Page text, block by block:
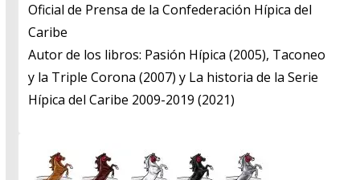
​Oficial de Prensa de la Confederación Hípica del
Caribe
​Autor de los libros: Pasión Hípica (2005), Taconeo
y la Triple Corona (2007) y La historia de la Serie
Hípica del Caribe 2009-2019 (2021)